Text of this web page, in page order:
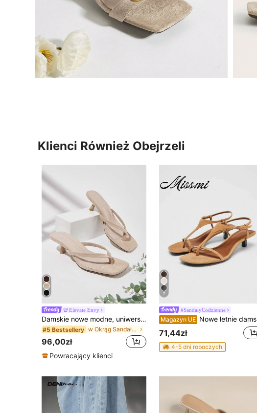
Klienci Również Obejrzeli
Elevate Envy
Damskie nowe modne, uniwersalne i wygodne sandały na wysokim obcasie z paskiem między palcami, jednokolorowe (losowy kamienny wzór cięcia)
#5 Bestsellery w Okrąg Sandały Damskie
96,00zł
Powracający klienci
7
#SandałyCodzienne
Magazyn UE Nowe letnie damskie sandały zamszowe z odkrytymi palcami i wysokim obcasem, na obcasie typu kociak
71,44zł
4-5 dni roboczych